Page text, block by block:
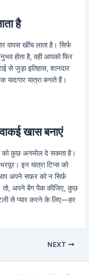
है
वापस खींच लाता है। सिर्फ
होता है, वही आपको फिर
से जुड़ा इतिहास, शानदार
यात्रा बनाते हैं।
खास बनाएं
को कुछ अनमोल दे सकता है।
इन यात्रा टिप्स को
अपने सफ़र को न सिर्फ़
तो, अपने बैग पैक कीजिए, कुछ
से प्यार करने के लिए—हर
NEXT